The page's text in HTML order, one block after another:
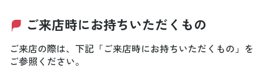
ご来店時にお持ちいただくもの
ご来店の際は、下記「ご来店時にお持ちいただくもの」を
ご参照ください。